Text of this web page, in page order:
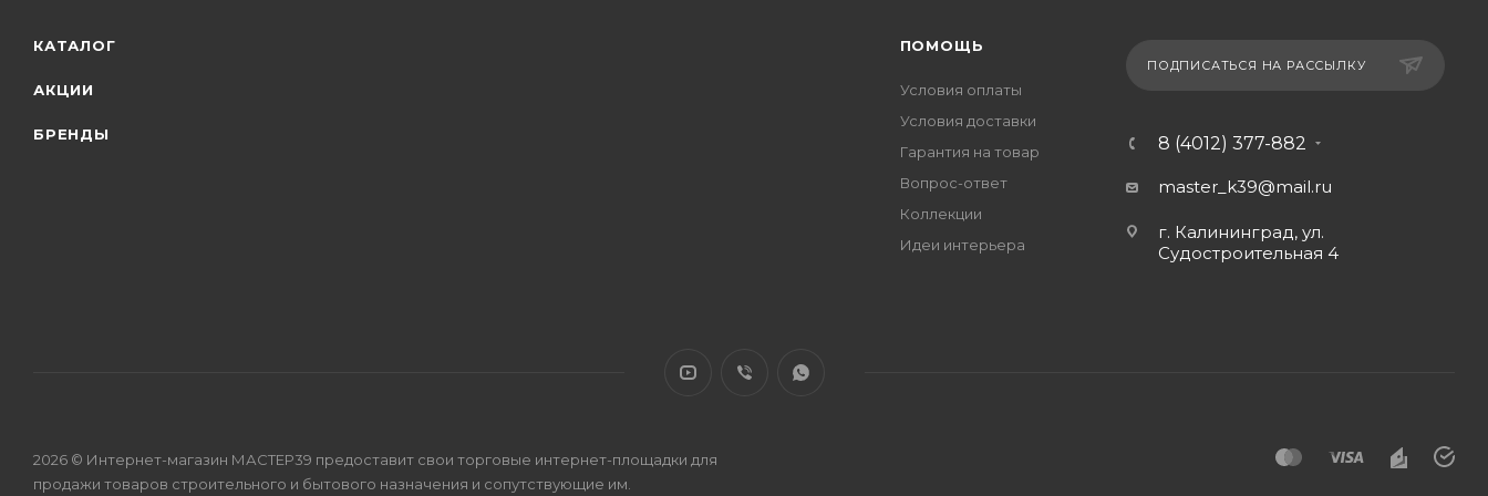
КАТАЛОГ
АКЦИИ
БРЕНДЫ
ПОМОЩЬ
Условия оплаты
Условия доставки
Гарантия на товар
Вопрос-ответ
Коллекции
Идеи интерьера
ПОДПИСАТЬСЯ НА РАССЫЛКУ
8 (4012) 377-882
master_k39@mail.ru
г. Калининград, ул.
Судостроительная 4
2026 © Интернет-магазин МАСТЕР39 предоставит свои торговые интернет-площадки для
продажи товаров строительного и бытового назначения и сопутствующие им.